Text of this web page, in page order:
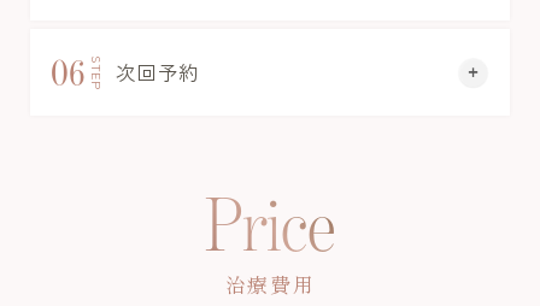
06 STEP 次回予約
Price
治療費用